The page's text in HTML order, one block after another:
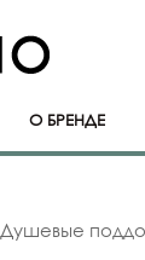
О БРЕНДЕ
Душевые